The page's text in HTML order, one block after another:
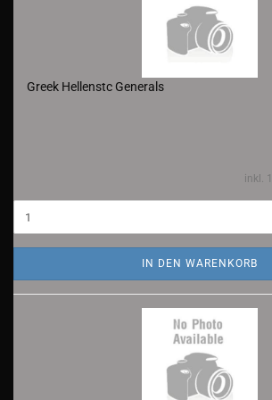
Greek Hellenstc Generals
inkl.
IN DEN WARENKORB